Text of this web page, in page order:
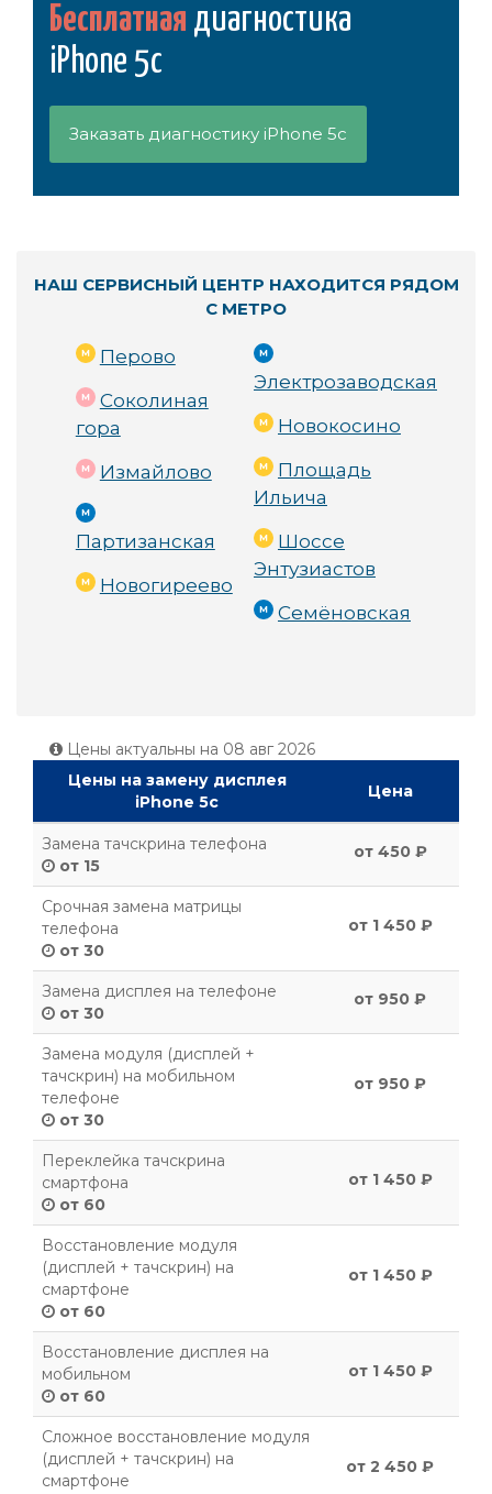
Бесплатная диагностика
iPhone 5c
Заказать диагностику iPhone 5c
НАШ СЕРВИСНЫЙ ЦЕНТР НАХОДИТСЯ РЯДОМ
С МЕТРО
Перово
Соколиная
гора
Измайлово
Партизанская
Новогиреево
Электрозаводская
Новокосино
Площадь
Ильича
Шоссе
Энтузиастов
Семёновская
Цены актуальны на 08 авг 2026
Цены на замену дисплея
iPhone 5c
Цена
Замена тачскрина телефона
от 15
от 450 ₽
Срочная замена матрицы
телефона
от 30
от 1 450 ₽
Замена дисплея на телефоне
от 30
от 950 ₽
Замена модуля (дисплей +
тачскрин) на мобильном
телефоне
от 30
от 950 ₽
Переклейка тачскрина
смартфона
от 60
от 1 450 ₽
Восстановление модуля
(дисплей + тачскрин) на
смартфоне
от 60
от 1 450 ₽
Восстановление дисплея на
мобильном
от 60
от 1 450 ₽
Сложное восстановление модуля
(дисплей + тачскрин) на
смартфоне
от 2 450 ₽